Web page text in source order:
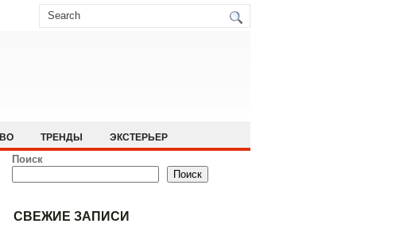
ТРЕНДЫ ЭКСТЕРЬЕР
Поиск
Поиск
СВЕЖИЕ ЗАПИСИ